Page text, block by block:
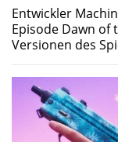
Entwickler
Episode Dawn
Versionen des